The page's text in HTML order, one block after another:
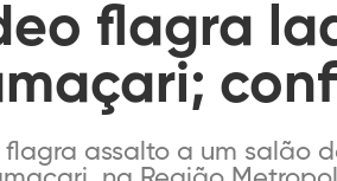
flagra
flagra assalto a um salão